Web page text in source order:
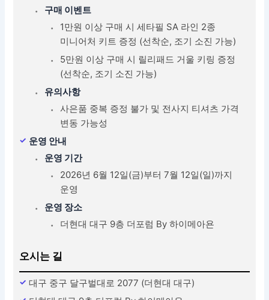
구매 이벤트
1만원 이상 구매 시 세타필 SA 라인 2종
미니어처 키트 증정 (선착순, 조기 소진 가능)
5만원 이상 구매 시 릴리패드 거울 키링 증정
(선착순, 조기 소진 가능)
유의사항
사은품 중복 증정 불가 및 전사지 티셔츠 가격
변동 가능성
운영 안내
운영 기간
2026년 6월 12일(금)부터 7월 12일(일)까지
운영
운영 장소
더현대 대구 9층 더포럼 By 하이메아욘
오시는 길
대구 중구 달구벌대로 2077 (더현대 대구)